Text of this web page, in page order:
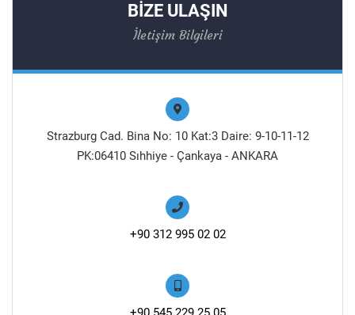
BİZE ULAŞIN
İletişim Bilgileri
Strazburg Cad. Bina No: 10 Kat:3 Daire: 9-10-11-12
PK:06410 Sıhhiye - Çankaya - ANKARA
+90 312 995 02 02